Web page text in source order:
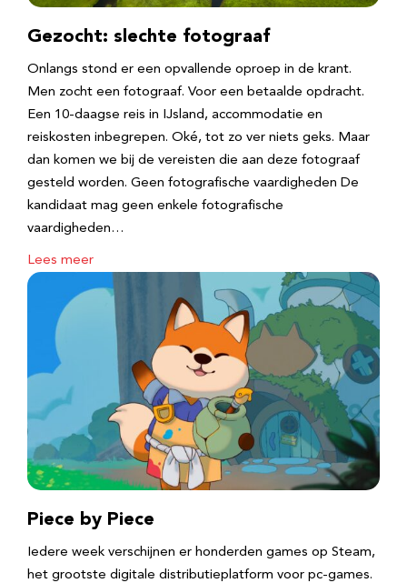
Gezocht: slechte fotograaf
Onlangs stond er een opvallende oproep in de krant.
Men zocht een fotograaf. Voor een betaalde opdracht.
Een 10-daagse reis in IJsland, accommodatie en
reiskosten inbegrepen. Oké, tot zo ver niets geks. Maar
dan komen we bij de vereisten die aan deze fotograaf
gesteld worden. Geen fotografische vaardigheden De
kandidaat mag geen enkele fotografische
vaardigheden…
Lees meer
Piece by Piece
Iedere week verschijnen er honderden games op Steam,
het grootste digitale distributieplatform voor pc-games.